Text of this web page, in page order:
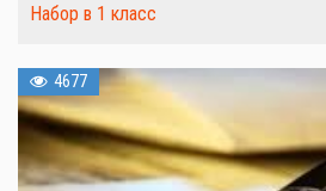
Набор в 1 класс
4677